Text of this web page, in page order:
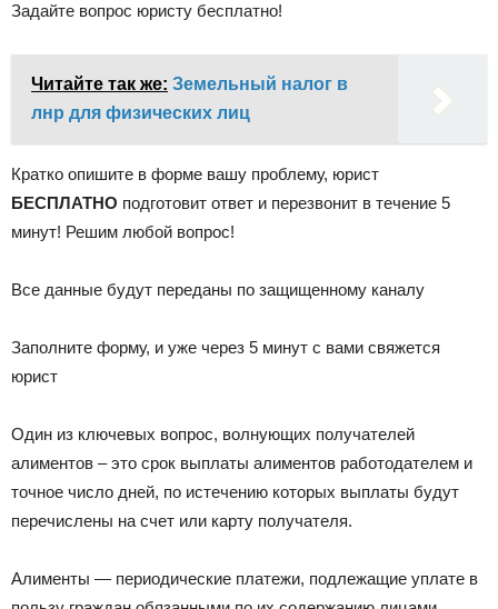
Задайте вопрос юристу бесплатно!
Читайте так же: Земельный налог в
лнр для физических лиц
Кратко опишите в форме вашу проблему, юрист
БЕСПЛАТНО подготовит ответ и перезвонит в течение 5
минут! Решим любой вопрос!
Все данные будут переданы по защищенному каналу
Заполните форму, и уже через 5 минут с вами свяжется
юрист
Один из ключевых вопрос, волнующих получателей
алиментов – это срок выплаты алиментов работодателем и
точное число дней, по истечению которых выплаты будут
перечислены на счет или карту получателя.
Алименты — периодические платежи, подлежащие уплате в